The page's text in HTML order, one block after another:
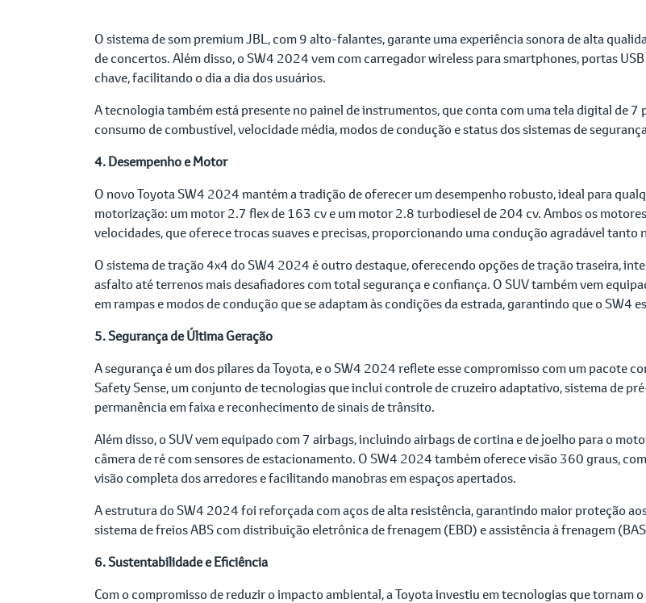
O sistema de som premium JBL, com 9 alto-falantes, garante uma experiência sonora de alta
de concertos. Além disso, o SW4 2024 vem com carregador wireless para smartphones, portas
chave, facilitando o dia a dia dos usuários.
A tecnologia também está presente no painel de instrumentos, que conta com uma tela digital de
consumo de combustível, velocidade média, modos de condução e status dos sistemas de
4. Desempenho e Motor
O novo Toyota SW4 2024 mantém a tradição de oferecer um desempenho robusto, ideal para
motorização: um motor 2.7 flex de 163 cv e um motor 2.8 turbodiesel de 204 cv. Ambos os
velocidades, que oferece trocas suaves e precisas, proporcionando uma condução agradável tanto
O sistema de tração 4x4 do SW4 2024 é outro destaque, oferecendo opções de tração traseira,
asfalto até terrenos mais desafiadores com total segurança e confiança. O SUV também vem
em rampas e modos de condução que se adaptam às condições da estrada, garantindo que o SW4
5. Segurança de Última Geração
A segurança é um dos pilares da Toyota, e o SW4 2024 reflete esse compromisso com um pacote
Safety Sense, um conjunto de tecnologias que inclui controle de cruzeiro adaptativo, sistema de
permanência em faixa e reconhecimento de sinais de trânsito.
Além disso, o SUV vem equipado com 7 airbags, incluindo airbags de cortina e de joelho para o
câmera de ré com sensores de estacionamento. O SW4 2024 também oferece visão 360 graus,
visão completa dos arredores e facilitando manobras em espaços apertados.
A estrutura do SW4 2024 foi reforçada com aços de alta resistência, garantindo maior proteção
sistema de freios ABS com distribuição eletrônica de frenagem (EBD) e assistência à frenagem
6. Sustentabilidade e Eficiência
Com o compromisso de reduzir o impacto ambiental, a Toyota investiu em tecnologias que tornam